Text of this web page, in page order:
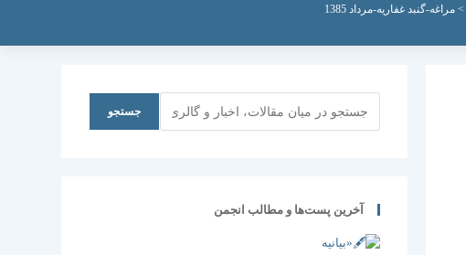
> مراغه-گنبد غفاریه-مرداد 1385
جستجو
آخرین پست‌ها و مطالب انجمن